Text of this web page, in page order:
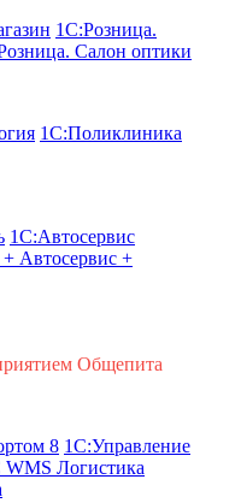
1С:Розница.
Салон оптики
1С:Поликлиника
1С:Автосервис
Автосервис +
Общепита
8 1С:Управление
WMS Логистика